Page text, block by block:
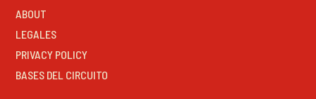
ABOUT
LEGALES
PRIVACY POLICY
BASES DEL CIRCUITO